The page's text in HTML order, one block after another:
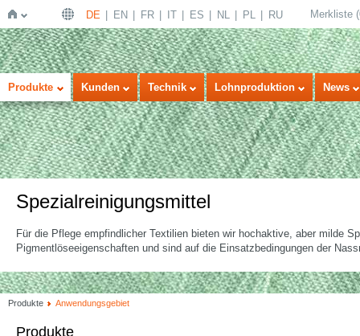
Startseite
DE EN FR IT ES NL PL RU Merkliste (
Produkte Kunden Technik Lohnproduktion News
Spezialreinigungsmittel
Für die Pflege empfindlicher Textilien bieten wir hochaktive, aber milde
Pigmentlöseeigenschaften und sind auf die Einsatzbedingungen der
Produkte Anwendungsgebiet
Produkte